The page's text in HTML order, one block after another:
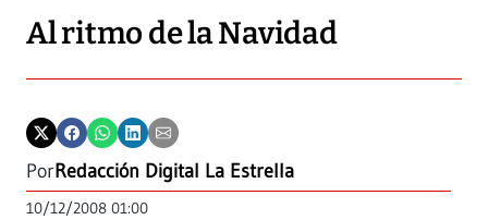
Al ritmo de la Navidad
PorRedacción Digital La Estrella
10/12/2008 01:00